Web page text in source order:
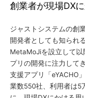
創業者が現場DX
ジャストシステムの創
開発者としても知られ
MetaMoJiを設立して
プリの開発に注力して
支援アプリ「eYACHO
業数550社、利用者は5